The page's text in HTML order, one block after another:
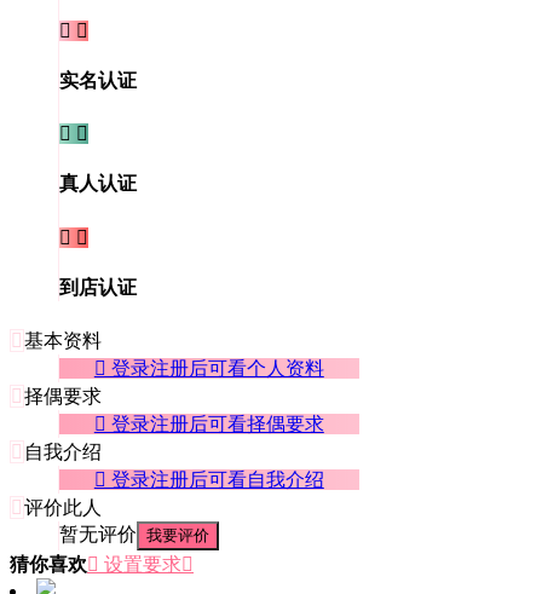
 
实名认证
 
真人认证
 
到店认证
 基本资料
 登录注册后可看个人资料
 择偶要求
 登录注册后可看择偶要求
 自我介绍
 登录注册后可看自我介绍
 评价此人
暂无评价 我要评价
猜你喜欢 设置要求